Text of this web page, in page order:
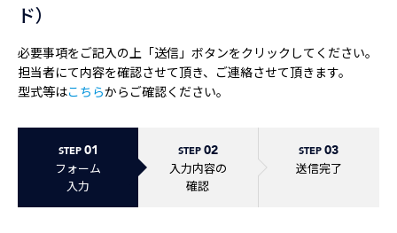
ド）
必要事項をご記入の上「送信」ボタンをクリックしてください。
担当者にて内容を確認させて頂き、ご連絡させて頂きます。
型式等はこちらからご確認ください。
STEP 01
フォーム
入力
STEP 02
入力内容の
確認
STEP 03
送信完了